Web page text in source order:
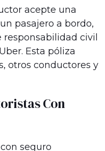
acepte una
pasajero a bordo,
civil
Esta póliza
otros conductores y
Con
seguro